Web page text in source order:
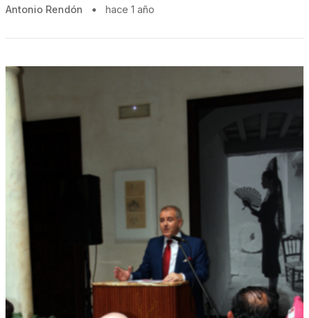
Antonio Rendón • hace 1 año